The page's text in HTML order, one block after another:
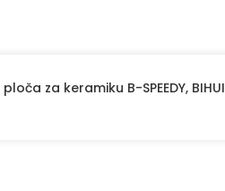
za keramiku B-SPEEDY, BIHUI